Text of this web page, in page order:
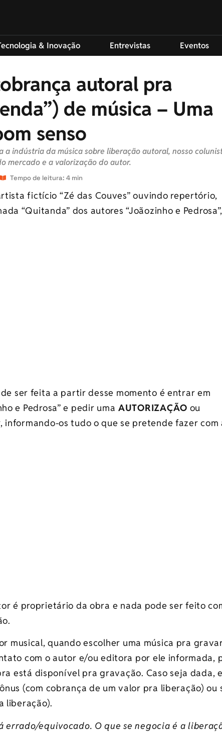
& Inovação Entrevistas Eventos
autoral pra
de música – Uma
senso
a indústria da música sobre liberação autoral, nosso
mercado e a valorização do autor.
Tempo de leitura: 4 min
fictício “Zé das Couves” ouvindo repertório,
“Quitanda” dos autores “Joãozinho e Pedrosa”,
feita a partir desse momento é entrar em
e Pedrosa” e pedir uma AUTORIZAÇÃO ou
informando-os tudo o que se pretende fazer com
proprietário da obra e nada pode ser feito
quando escolher uma música pra
com o autor e/ou editora por ele informada,
está disponível pra gravação. Caso seja dada,
(com cobrança de um valor pra liberação) ou
liberação).
errado/equivocado. O que se negocia é a